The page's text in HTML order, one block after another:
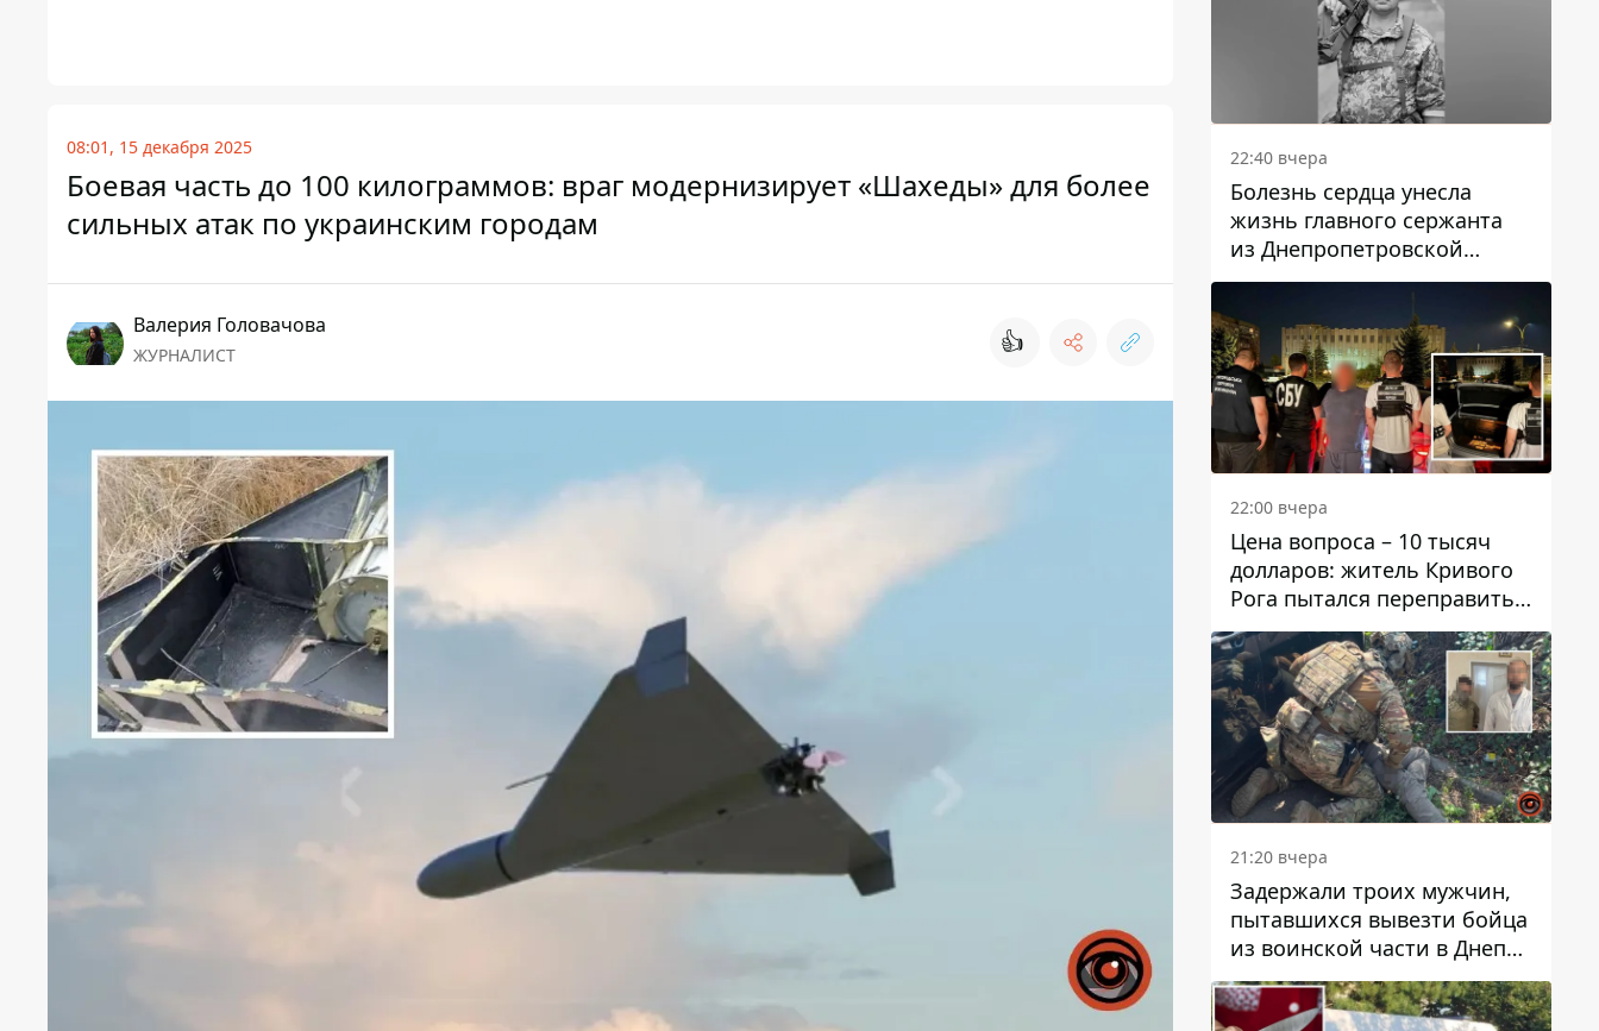
08:01, 15 декабря 2025
Боевая часть до 100 килограммов: враг модернизирует «Шахеды» для более
сильных атак по украинским городам
Валерия Головачова
ЖУРНАЛИСТ 👍
22:40 вчера
Болезнь сердца унесла
жизнь главного сержанта
из Днепропетровской
области Юрия Свистуна
22:00 вчера
Цена вопроса – 10 тысяч
долларов: житель Кривого
Рога пытался переправить
мужчину в Словакию
21:20 вчера
Задержали троих мужчин,
пытавшихся вывезти бойца
из воинской части в Днепр
за 7 тысяч долларов: среди
них был врач